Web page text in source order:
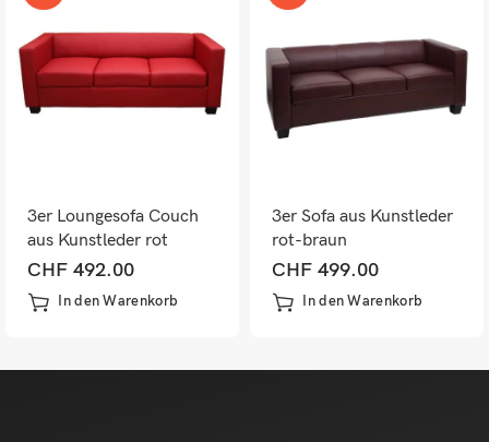
3er Loungesofa Couch
aus Kunstleder rot
CHF 492.00
In den Warenkorb
3er Sofa aus Kunstleder
rot-braun
CHF 499.00
In den Warenkorb